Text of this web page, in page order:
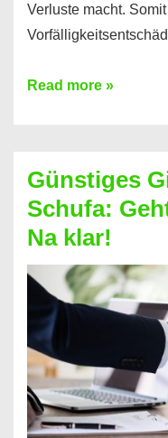
Verluste macht.
Kredit
dabei
profitieren
–
So
funktioniert’s
Read more »
Günstiges
Schufa:
Na klar!